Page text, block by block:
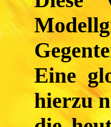
Eine
hierzu